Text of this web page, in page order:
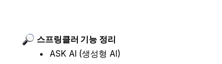
스프링클러 기능 정리
ASK AI (생성형 AI)